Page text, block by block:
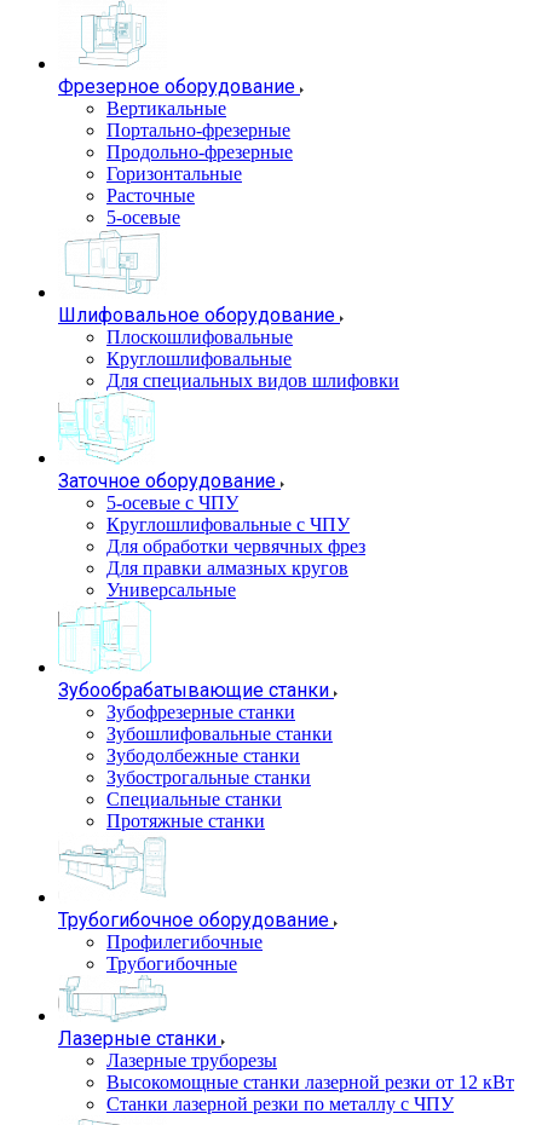
Фрезерное оборудование
Вертикальные
Портально-фрезерные
Продольно-фрезерные
Горизонтальные
Расточные
5-осевые
Шлифовальное оборудование
Плоскошлифовальные
Круглошлифовальные
Для специальных видов шлифовки
Заточное оборудование
5-осевые с ЧПУ
Круглошлифовальные с ЧПУ
Для обработки червячных фрез
Для правки алмазных кругов
Универсальные
Зубообрабатывающие станки
Зубофрезерные станки
Зубошлифовальные станки
Зубодолбежные станки
Зубострогальные станки
Специальные станки
Протяжные станки
Трубогибочное оборудование
Профилегибочные
Трубогибочные
Лазерные станки
Лазерные труборезы
Высокомощные станки лазерной резки от 12 кВт
Станки лазерной резки по металлу с ЧПУ